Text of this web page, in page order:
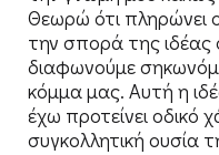
Θεωρώ ότι πληρώνει
την σπορά της
διαφωνούμε
κόμμα μας. Αυτή η
έχω προτείνει οδικό
συγκολλητική ουσία